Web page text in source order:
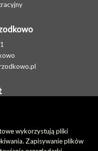
wykorzystują pliki
Zapisywanie plików
Podawcza